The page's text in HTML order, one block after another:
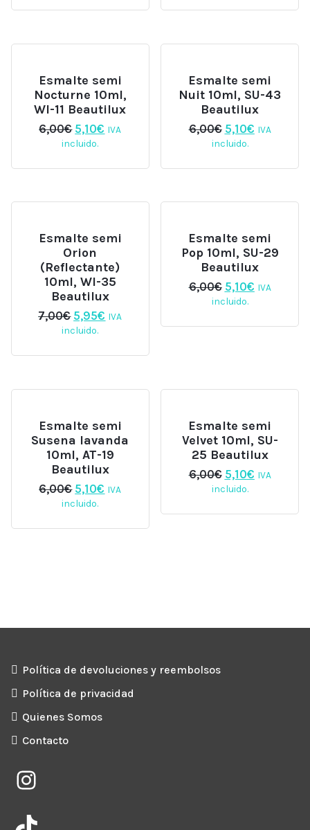
era:
es:
era:
es:
Esmalte semi
Nocturne 10ml,
WI-11 Beautilux
6,00€ El
precio
era:
5,10€ El
es:
IVA
incluido.
Esmalte semi
Nuit 10ml, SU-43
Beautilux
6,00€ El
precio
era:
5,10€El
es:
IVA
incluido.
Esmalte semi
Orion
(Reflectante)
10ml, WI-35
Beautilux
7,00€ El
precio
era:
5,95€ El
es:
IVA
incluido.
Esmalte semi
Pop 10ml, SU-29
Beautilux
6,00€ El
precio
era:
5,10€El
es:
IVA
incluido.
Esmalte semi
Susena lavanda
10ml, AT-19
Beautilux
6,00€ El
precio
era:
5,10€ El
es:
IVA
incluido.
Esmalte semi
Velvet 10ml, SU-
25 Beautilux
6,00€ El
precio
era:
5,10€El
es:
IVA
incluido.
Política de devoluciones y reembolsos
Política de privacidad
Quienes Somos
Contacto